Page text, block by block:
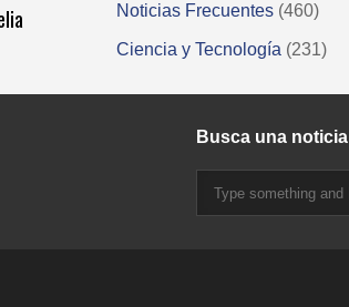
Noticias Frecuentes (460)
Ciencia y Tecnología (231)
Busca una noticia